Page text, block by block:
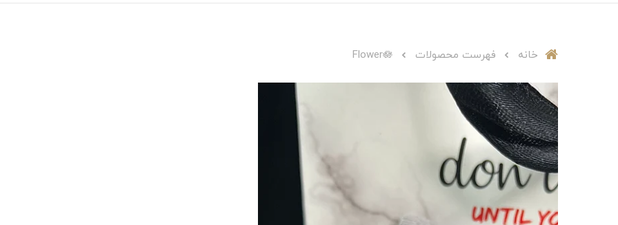
خانه فهرست محصولات Flower🪷